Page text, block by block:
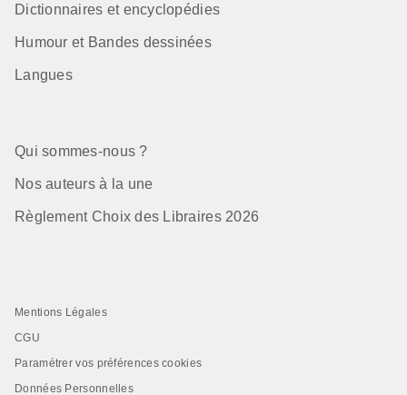
Dictionnaires et encyclopédies
Humour et Bandes dessinées
Langues
Qui sommes-nous ?
Nos auteurs à la une
Règlement Choix des Libraires 2026
Mentions Légales
CGU
Paramétrer vos préférences cookies
Données Personnelles